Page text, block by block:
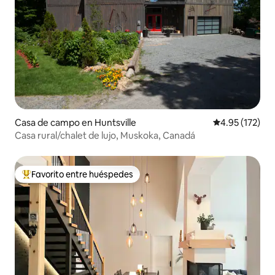
Casa de campo en Huntsville Calificación
4.95 (172)
Casa rural/chalet de lujo, Muskoka, Canadá
Favorito entre huéspedes preferido
Favorito entre huéspedes